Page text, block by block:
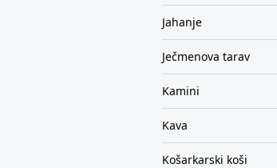
Jahanje
Ječmenova tarav
Kamini
Kava
Košarkarski koši